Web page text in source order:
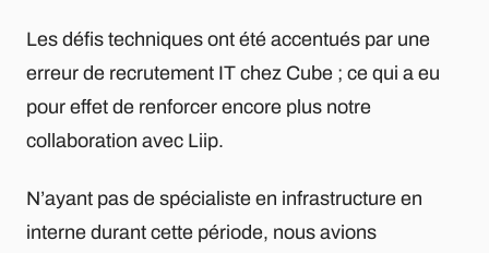
Les défis techniques ont été accentués par une
erreur de recrutement IT chez Cube ; ce qui a eu
pour effet de renforcer encore plus notre
collaboration avec Liip.
N’ayant pas de spécialiste en infrastructure en
interne durant cette période, nous avions